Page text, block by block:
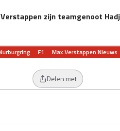
zijn teamgenoot
F1 Max Verstappen Nieuws
Delen met